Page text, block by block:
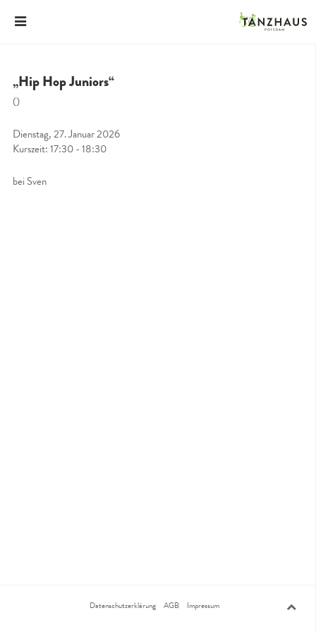
„Hip Hop Juniors“
()
Dienstag, 27. Januar 2026
Kurszeit: 17:30 - 18:30
bei Sven
Datenschutzerklärung AGB Impressum